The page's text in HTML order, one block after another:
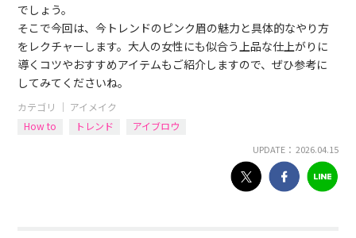
でしょう。
そこで今回は、今トレンドのピンク眉の魅力と具体的なやり方
をレクチャーします。大人の女性にも似合う上品な仕上がりに
導くコツやおすすめアイテムもご紹介しますので、ぜひ参考に
してみてくださいね。
カテゴリ ｜ アイメイク
How to
トレンド アイブロウ
UPDATE： 2026.04.15